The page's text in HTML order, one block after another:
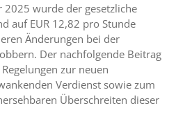
2025 wurde der gesetzliche
auf EUR 12,82 pro Stunde
Änderungen bei der
Der nachfolgende Beitrag
zur neuen
Verdienst sowie zum
Überschreiten dieser